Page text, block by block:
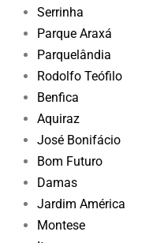
Serrinha
Parque Araxá
Parquelândia
Rodolfo Teófilo
Benfica
Aquiraz
José Bonifácio
Bom Futuro
Damas
Jardim América
Montese